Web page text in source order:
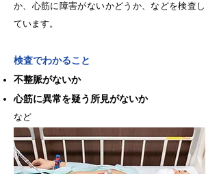
か、心筋に障害がないかどうか、などを検査し
ています。
検査でわかること
不整脈がないか
心筋に異常を疑う所見がないか
など